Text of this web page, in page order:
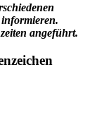
angeführt.